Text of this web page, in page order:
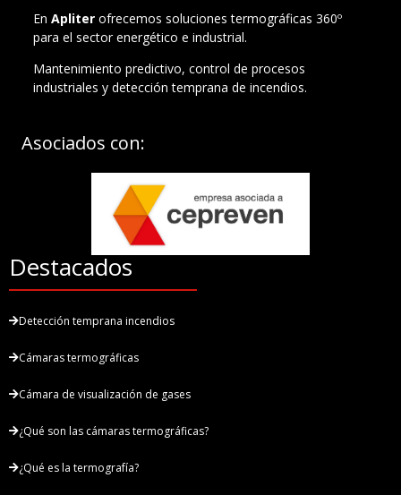
En Apliter ofrecemos soluciones termográficas 360º
para el sector energético e industrial.
Mantenimiento predictivo, control de procesos
industriales y detección temprana de incendios.
Asociados con:
Destacados
Detección temprana incendios
Cámaras termográficas
Cámara de visualización de gases
¿Qué son las cámaras termográficas?
¿Qué es la termografía?